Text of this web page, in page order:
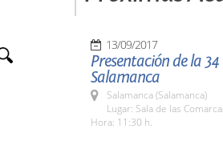
13/09/2017
Presentación de la
Salamanca
Salamanca (Salamanca)
Lugar: Sala de las
Hora: 11:30 h.